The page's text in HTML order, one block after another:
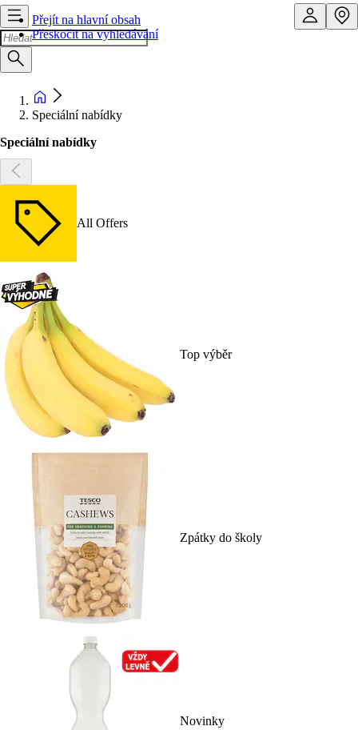
Přejít na hlavní obsah
Přeskočit na vyhledávání
Speciální nabídky
Speciální nabídky
All Offers
Top výběr
Zpátky do školy
Novinky